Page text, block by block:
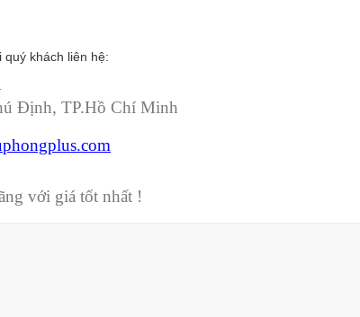
quý khách liên hệ:
Định, TP.Hồ Chí Minh
với giá tốt nhất !